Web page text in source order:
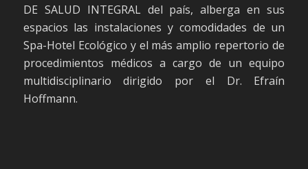
DE SALUD INTEGRAL del país, alberga en sus
espacios las instalaciones y comodidades de un
Spa-Hotel Ecológico y el más amplio repertorio de
procedimientos médicos a cargo de un equipo
multidisciplinario dirigido por el Dr. Efraín
Hoffmann.